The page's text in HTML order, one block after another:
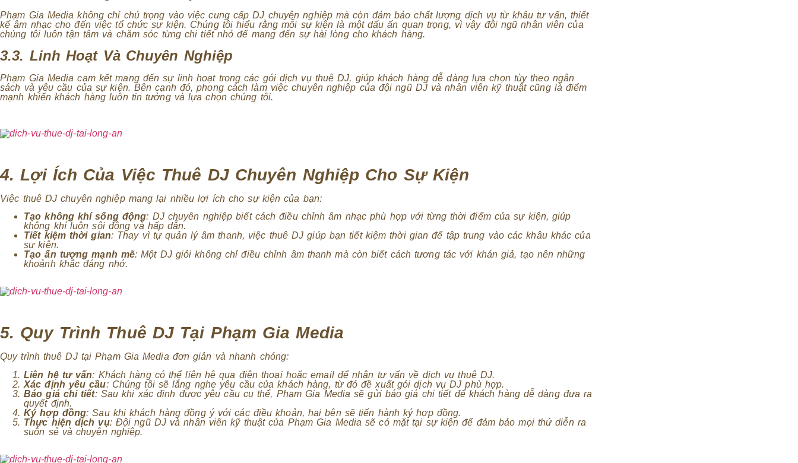
Phạm Gia Media không chỉ chú trọng vào việc cung cấp DJ chuyên nghiệp mà còn đảm bảo chất lượng dịch vụ từ khâu tư vấn, thiết
kế âm nhạc cho đến việc tổ chức sự kiện. Chúng tôi hiểu rằng mỗi sự kiện là một dấu ấn quan trọng, vì vậy đội ngũ nhân viên của
chúng tôi luôn tận tâm và chăm sóc từng chi tiết nhỏ để mang đến sự hài lòng cho khách hàng.
3.3. Linh Hoạt Và Chuyên Nghiệp
Phạm Gia Media cam kết mang đến sự linh hoạt trong các gói dịch vụ thuê DJ, giúp khách hàng dễ dàng lựa chọn tùy theo ngân
sách và yêu cầu của sự kiện. Bên cạnh đó, phong cách làm việc chuyên nghiệp của đội ngũ DJ và nhân viên kỹ thuật cũng là điểm
mạnh khiến khách hàng luôn tin tưởng và lựa chọn chúng tôi.
4. Lợi Ích Của Việc Thuê DJ Chuyên Nghiệp Cho Sự Kiện
Việc thuê DJ chuyên nghiệp mang lại nhiều lợi ích cho sự kiện của bạn:
Tạo không khí sống động: DJ chuyên nghiệp biết cách điều chỉnh âm nhạc phù hợp với từng thời điểm của sự kiện, giúp
không khí luôn sôi động và hấp dẫn.
Tiết kiệm thời gian: Thay vì tự quản lý âm thanh, việc thuê DJ giúp bạn tiết kiệm thời gian để tập trung vào các khâu khác của
sự kiện.
Tạo ấn tượng mạnh mẽ: Một DJ giỏi không chỉ điều chỉnh âm thanh mà còn biết cách tương tác với khán giả, tạo nên những
khoảnh khắc đáng nhớ.
5. Quy Trình Thuê DJ Tại Phạm Gia Media
Quy trình thuê DJ tại Phạm Gia Media đơn giản và nhanh chóng:
Liên hệ tư vấn: Khách hàng có thể liên hệ qua điện thoại hoặc email để nhận tư vấn về dịch vụ thuê DJ.
Xác định yêu cầu: Chúng tôi sẽ lắng nghe yêu cầu của khách hàng, từ đó đề xuất gói dịch vụ DJ phù hợp.
Báo giá chi tiết: Sau khi xác định được yêu cầu cụ thể, Phạm Gia Media sẽ gửi báo giá chi tiết để khách hàng dễ dàng đưa ra
quyết định.
Ký hợp đồng: Sau khi khách hàng đồng ý với các điều khoản, hai bên sẽ tiến hành ký hợp đồng.
Thực hiện dịch vụ: Đội ngũ DJ và nhân viên kỹ thuật của Phạm Gia Media sẽ có mặt tại sự kiện để đảm bảo mọi thứ diễn ra
suôn sẻ và chuyên nghiệp.